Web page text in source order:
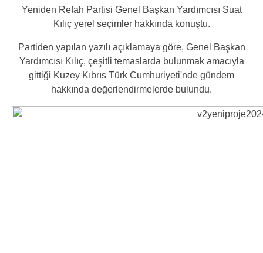
Yeniden Refah Partisi Genel Başkan Yardımcısı Suat
Kılıç yerel seçimler hakkında konuştu.
Partiden yapılan yazılı açıklamaya göre, Genel Başkan
Yardımcısı Kılıç, çeşitli temaslarda bulunmak amacıyla
gittiği Kuzey Kıbrıs Türk Cumhuriyeti'nde gündem
hakkında değerlendirmelerde bulundu.